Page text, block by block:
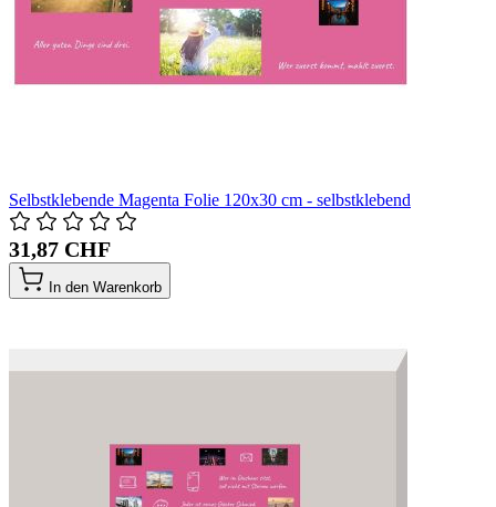
Selbstklebende Magenta Folie 120x30 cm - selbstklebend
31,87 CHF
In den Warenkorb